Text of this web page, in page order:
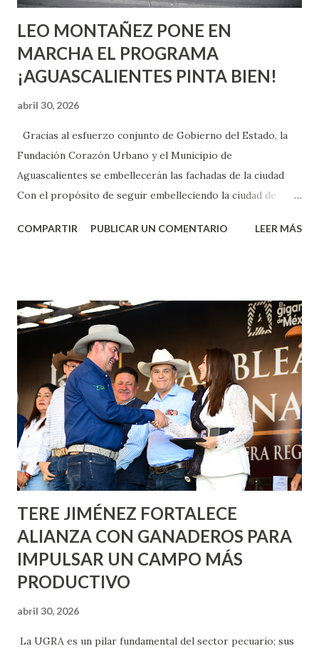
LEO MONTAÑEZ PONE EN
MARCHA EL PROGRAMA
¡AGUASCALIENTES PINTA BIEN!
abril 30, 2026
Gracias al esfuerzo conjunto de Gobierno del Estado, la
Fundación Corazón Urbano y el Municipio de
Aguascalientes se embellecerán las fachadas de la ciudad
Con el propósito de seguir embelleciendo la ciudad de
municipal, Leo Montañez dio inicio al programa
Corazón Urbano y el Municipio capital. Leo Montañez
informó que en este programa se usarán cerca de 90 mil
metros cuadrados de pintura, para dar inicio en la calle
Nieto, entre Jesús F. Elizondo y la calle 22 de Octubre, con
lo que se aplicará pintura en 66 casas. Posteriormente se
llevará este programa a Villas de Nuestra Señora de la
Asunción, Avenida Alameda y Decreto 27 de Septiembre, en
los edificios FOVISSSTE Ojo de Agua, en la comunidad
Norias de Paso Hondo y en los edificios de...
COMPARTIR PUBLICAR UN COMENTARIO LEER MÁS
TERE JIMÉNEZ FORTALECE
ALIANZA CON GANADEROS PARA
IMPULSAR UN CAMPO MÁS
PRODUCTIVO
abril 30, 2026
La UGRA es un pilar fundamental del sector pecuario; sus